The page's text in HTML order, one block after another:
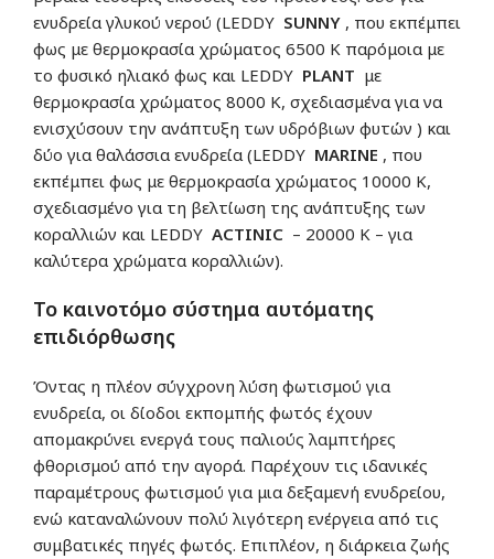
ενυδρεία γλυκού νερού (LEDDY SUNNY , που εκπέμπει
φως με θερμοκρασία χρώματος 6500 K παρόμοια με
το φυσικό ηλιακό φως και LEDDY PLANT με
θερμοκρασία χρώματος 8000 K, σχεδιασμένα για να
ενισχύσουν την ανάπτυξη των υδρόβιων φυτών ) και
δύο για θαλάσσια ενυδρεία (LEDDY MARINE , που
εκπέμπει φως με θερμοκρασία χρώματος 10000 K,
σχεδιασμένο για τη βελτίωση της ανάπτυξης των
κοραλλιών και LEDDY ACTINIC – 20000 K – για
καλύτερα χρώματα κοραλλιών).
Το καινοτόμο σύστημα αυτόματης
επιδιόρθωσης
Όντας η πλέον σύγχρονη λύση φωτισμού για
ενυδρεία, οι δίοδοι εκπομπής φωτός έχουν
απομακρύνει ενεργά τους παλιούς λαμπτήρες
φθορισμού από την αγορά. Παρέχουν τις ιδανικές
παραμέτρους φωτισμού για μια δεξαμενή ενυδρείου,
ενώ καταναλώνουν πολύ λιγότερη ενέργεια από τις
συμβατικές πηγές φωτός. Επιπλέον, η διάρκεια ζωής